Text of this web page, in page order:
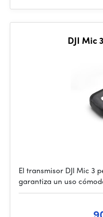
DJI Mic
El transmisor DJI Mic 3
garantiza un uso